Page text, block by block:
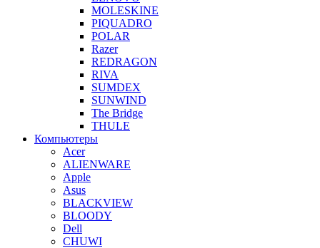
MOLESKINE
PIQUADRO
POLAR
Razer
REDRAGON
RIVA
SUMDEX
SUNWIND
The Bridge
THULE
Компьютеры
Acer
ALIENWARE
Apple
Asus
BLACKVIEW
BLOODY
Dell
CHUWI